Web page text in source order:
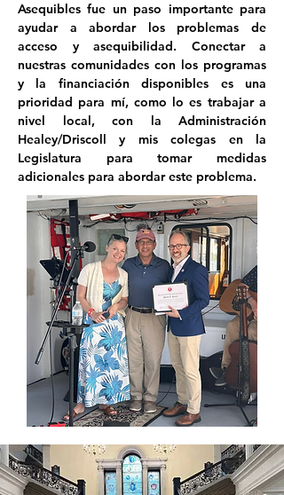
Asequibles fue un paso importante para
ayudar a abordar los problemas de
acceso y asequibilidad. Conectar a
nuestras comunidades con los programas
y la financiación disponibles es una
prioridad para mí, como lo es trabajar a
nivel local, con la Administración
Healey/Driscoll y mis colegas en la
Legislatura para tomar medidas
adicionales para abordar este problema.